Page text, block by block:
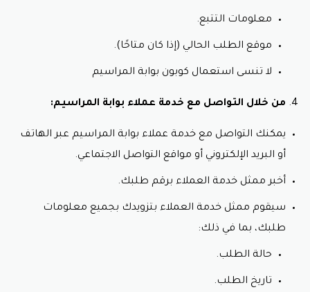
معلومات التتبع.
موقع الطلب الحالي (إذا كان متاحًا).
لا تنسى استعمال كوبون بوابة المراسيم
من خلال التواصل مع خدمة عملاء بوابة المراسيم:
يمكنك التواصل مع خدمة عملاء بوابة المراسيم عبر الهاتف
أو البريد الإلكتروني أو مواقع التواصل الاجتماعي.
أخبر ممثل خدمة العملاء برقم طلبك.
سيقوم ممثل خدمة العملاء بتزويدك بجميع معلومات
طلبك، بما في ذلك:
حالة الطلب.
تاريخ الطلب.